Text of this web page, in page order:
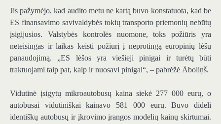
Jis pažymėjo, kad audito metu ne kartą buvo konstatuota, kad be
ES finansavimo savivaldybės tokių transporto priemonių nebūtų
įsigijusios. Valstybės kontrolės nuomone, toks požiūris yra
neteisingas ir laikas keisti požiūrį į neprotingą europinių lėšų
panaudojimą. „ES lėšos yra viešieji pinigai ir turėtų būti
traktuojami taip pat, kaip ir nuosavi pinigai“, – pabrėžė Āboliņš.
Vidutinė įsigytų mikroautobusų kaina siekė 277 000 eurų, o
autobusai vidutiniškai kainavo 581 000 eurų. Buvo dideli
identiškų autobusų ir įkrovimo įrangos modelių kainų skirtumai.